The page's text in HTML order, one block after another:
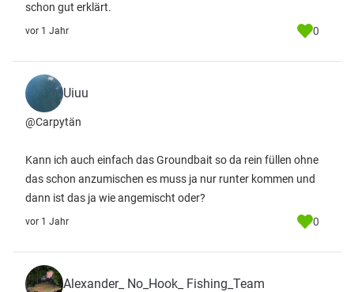
schon gut erklärt.
vor 1 Jahr 0
Uiuu
@Carpytän
Kann ich auch einfach das Groundbait so da rein füllen ohne
das schon anzumischen es muss ja nur runter kommen und
dann ist das ja wie angemischt oder?
vor 1 Jahr 0
Alexander_ No_Hook_ Fishing_Team